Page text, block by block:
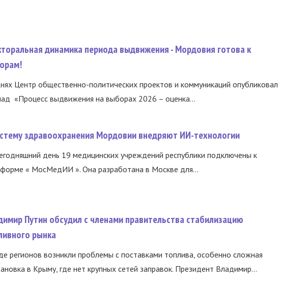
динамика периода выдвижения - Мордовия готова к
Центр общественно-политических проектов и коммуникаций опубликовал
«Процесс выдвижения на выборах 2026 – оценка...
здравоохранения Мордовии внедряют ИИ-технологии
день 19 медицинских учреждений республики подключены к
« МосМедИИ ». Она разработана в Москве для...
Путин обсудил с членами правительства стабилизацию
рынка
регионов возникли проблемы с поставками топлива, особенно сложная
в Крыму, где нет крупных сетей заправок. Президент Владимир...